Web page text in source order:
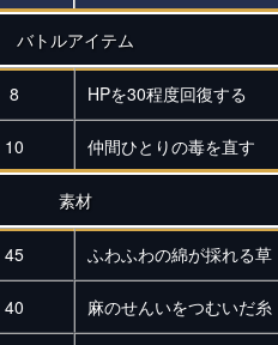
バトルアイテム
8 HPを30程度回復する
10 仲間ひとりの毒を直す
素材
45 ふわふわの綿が採れる草
40 麻のせんいをつむいだ糸